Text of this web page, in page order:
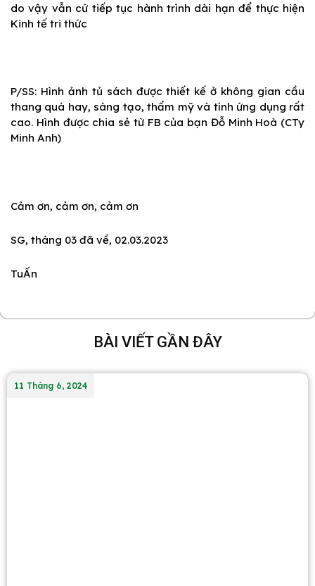
do vậy vẫn cứ tiếp tục hành trình dài hạn để thực hiện
Kinh tế tri thức
P/SS: Hình ảnh tủ sách được thiết kế ở không gian cầu
thang quá hay, sáng tạo, thẩm mỹ và tính ứng dụng rất
cao. Hình được chia sẻ từ FB của bạn Đỗ Minh Hoà (CTy
Minh Anh)
Cảm ơn, cảm ơn, cảm ơn
SG, tháng 03 đã về, 02.03.2023
TuẤn
BÀI VIẾT GẦN ĐÂY
11 Tháng 6, 2024